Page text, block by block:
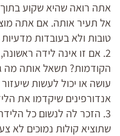
אתה רואה שהיא שקוע
אל תעיר אותה. אם אתה
טובות ולא בעובדות
2. אם זו אינה לידה
הקודמות? תשאל אותה מה
עושה או יכול לעשות
אנדורפינים שיקדמו את
3. הזכר לה לנשום כל
שתוציא קולות נמוכים לא